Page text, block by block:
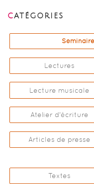
CATÉGORIES
Lectures
Lecture musicale
Atelier d'écriture
Articles de presse
Textes